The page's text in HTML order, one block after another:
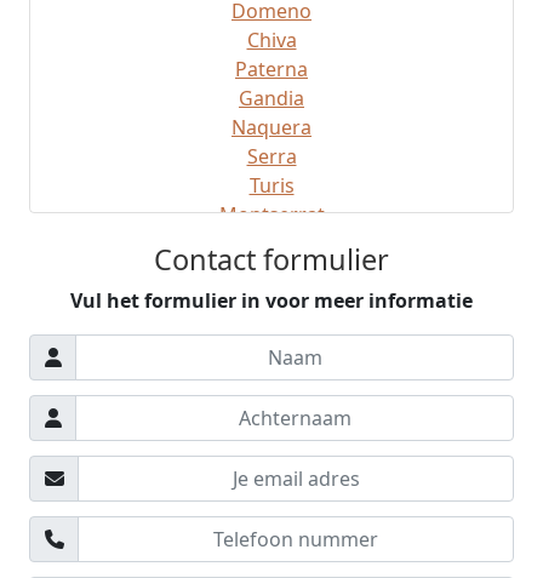
Domeno
Chiva
Paterna
Gandia
Naquera
Serra
Turis
Montserrat
Montroy
Gatova
Ribaroja
Manises
Sagunto
Gilet
Buiten Valencia
Regio Valencia
Denia
Alboraya
Moncada
San Antonio
Contact formulier
Vul het formulier in voor meer informatie